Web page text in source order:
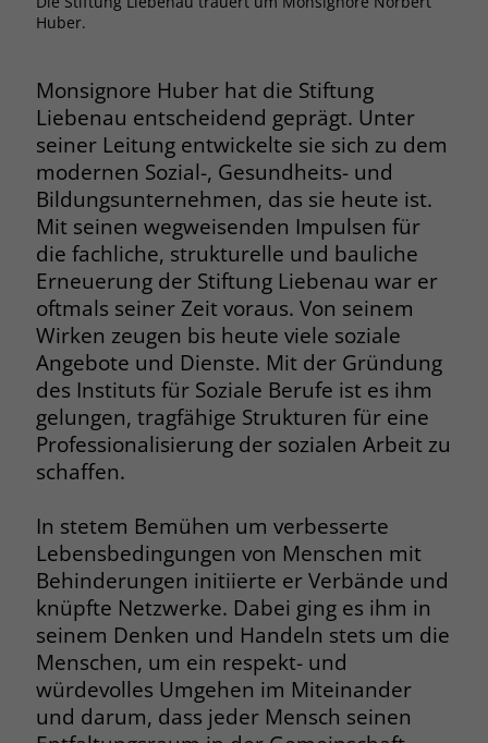
Huber.
Monsignore Huber hat die Stiftung
Liebenau entscheidend geprägt. Unter
seiner Leitung entwickelte sie sich zu dem
modernen Sozial-, Gesundheits- und
Bildungsunternehmen, das sie heute ist.
Mit seinen wegweisenden Impulsen für
die fachliche, strukturelle und bauliche
Erneuerung der Stiftung Liebenau war er
oftmals seiner Zeit voraus. Von seinem
Wirken zeugen bis heute viele soziale
Angebote und Dienste. Mit der Gründung
des Instituts für Soziale Berufe ist es ihm
gelungen, tragfähige Strukturen für eine
Professionalisierung der sozialen Arbeit zu
schaffen.
In stetem Bemühen um verbesserte
Lebensbedingungen von Menschen mit
Behinderungen initiierte er Verbände und
knüpfte Netzwerke. Dabei ging es ihm in
seinem Denken und Handeln stets um die
Menschen, um ein respekt- und
würdevolles Umgehen im Miteinander
und darum, dass jeder Mensch seinen
Anbieter stiftung-liebenau.de
Laufzeit Session
Zweck
Behält die Zustände des Benutzers bei
allen Seitenanfragen bei.
Name cookie_optin
Anbieter www.stiftung-liebenau.de
Laufzeit 1 Monat
Zweck
Behält die Zustimmung des Benutzers
zum Cookie Opt-In
Name __cf_bm
Anbieter .fonts.net
Laufzeit 30 Minuten
Zweck
This cookie, set by Cloudflare, is used to
support Cloudflare Bot Management.
Aktionen, die bei späteren Besuchen
derselben Website durchgeführt
werden, mit derselben
Benutzerkennung verknüpft werden.
Name _clsk
Anbieter www.clarity.ms
Laufzeit 1 Jahr
Zweck
Microsoft Clarity setzt dieses Cookie,
um die Seitenaufrufe eines Benutzers
zu speichern und in einer einzigen
Sitzungsaufzeichnung
Name _gcl_au
Anbieter Google Ads
Laufzeit 90 Tage
Zweck Enthält eine zufallsgenerierte User-ID.